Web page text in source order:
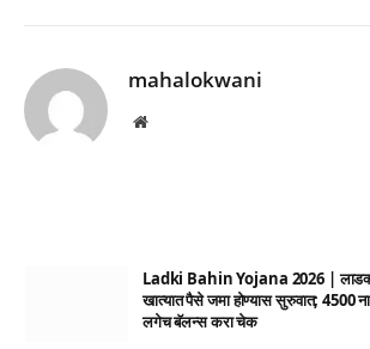
mahalokwani
Website
Ladki Bahin Yojana 2026 | लाडक्या
खात्यात पैसे जमा होण्यास सुरुवात; 4500
लगेच बॅलन्स करा चेक